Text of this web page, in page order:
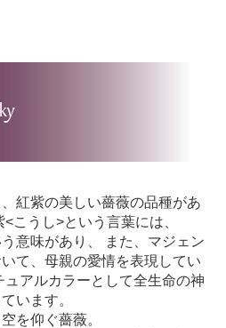
紅紫の美しい薔薇の品種があ
こうし>という言葉には、
意味があり、 また、マジェン
て、母親の愛情を表現してい
ュアルカラーとして全生命の神
います。
を仰ぐ薔薇。